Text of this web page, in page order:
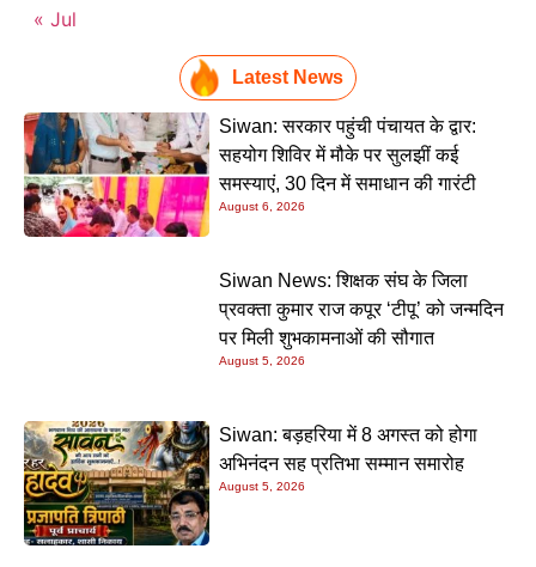
« Jul
Latest News
Siwan: सरकार पहुंची पंचायत के द्वार:
सहयोग शिविर में मौके पर सुलझीं कई
समस्याएं, 30 दिन में समाधान की गारंटी
August 6, 2026
Siwan News: शिक्षक संघ के जिला
प्रवक्ता कुमार राज कपूर ‘टीपू’ को जन्मदिन
पर मिली शुभकामनाओं की सौगात
August 5, 2026
Siwan: बड़हरिया में 8 अगस्त को होगा
अभिनंदन सह प्रतिभा सम्मान समारोह
August 5, 2026